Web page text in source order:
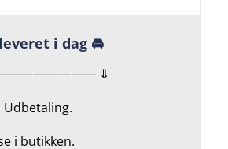
i dag 🚘
⇓
Udbetaling.
i butikken.